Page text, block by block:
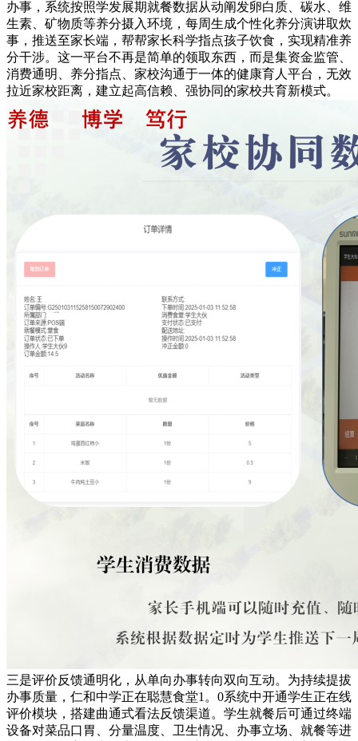
办事，系统按照学发展期就餐数据从动阐发卵白质、碳水、维
生素、矿物质等养分摄入环境，每周生成个性化养分演讲取炊
事，推送至家长端，帮帮家长科学指点孩子饮食，实现精准养
分干涉。这一平台不再是简单的领取东西，而是集资金监管、
消费通明、养分指点、家校沟通于一体的健康育人平台，无效
拉近家校距离，建立起高信赖、强协同的家校共育新模式。
三是评价反馈通明化，从单向办事转向双向互动。为持续提拔
办事质量，仁和中学正在聪慧食堂1。0系统中开通学生正在线
评价模块，搭建曲通式看法反馈渠道。学生就餐后可通过终端
设备对菜品口胃、分量温度、卫生情况、办事立场、就餐等进